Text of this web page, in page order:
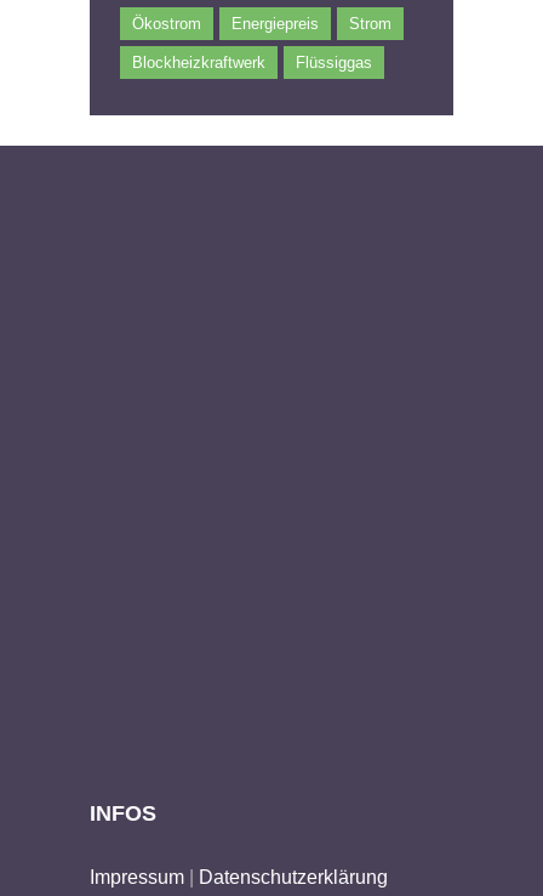
Ökostrom Energiepreis Strom
Blockheizkraftwerk Flüssiggas
INFOS
Impressum Datenschutzerklärung